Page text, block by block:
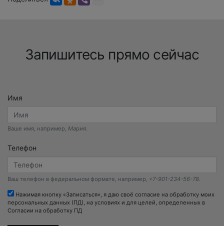
Запишитесь прямо сейчас
Имя
Ваше имя, например, Мария.
Телефон
Ваш телефон в федеральном формате, например, +7-901-234-56-78
Нажимая кнопку «Записаться», я даю своё согласие на обработку моих
персональных данных (ПД), на условиях и для целей, определенных в
Согласии на обработку ПД